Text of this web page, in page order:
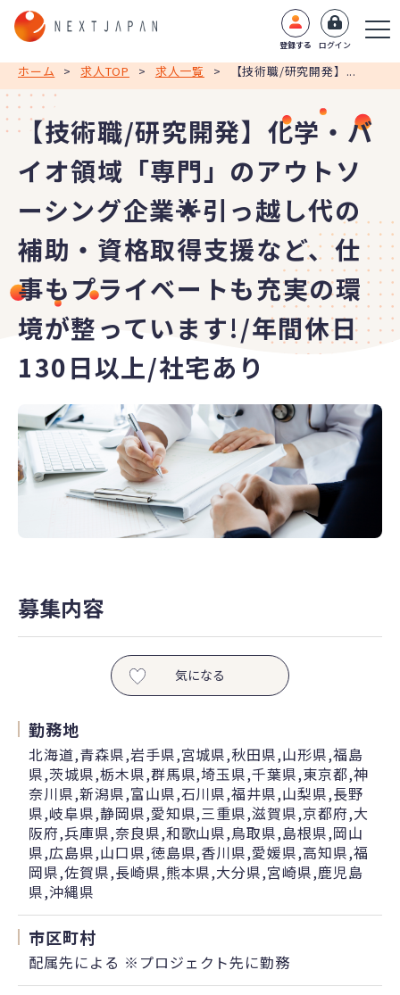
登録する ログイン
ホーム > 求人TOP > 求人一覧 > 【技術職/研究開発】...
【技術職/研究開発】化学・バ
イオ領域「専門」のアウトソ
ーシング企業🌟引っ越し代の
補助・資格取得支援など、仕
事もプライベートも充実の環
境が整っています!/年間休日
130日以上/社宅あり
募集内容
気になる
勤務地
北海道,青森県,岩手県,宮城県,秋田県,山形県,福島
県,茨城県,栃木県,群馬県,埼玉県,千葉県,東京都,神
奈川県,新潟県,富山県,石川県,福井県,山梨県,長野
県,岐阜県,静岡県,愛知県,三重県,滋賀県,京都府,大
阪府,兵庫県,奈良県,和歌山県,鳥取県,島根県,岡山
県,広島県,山口県,徳島県,香川県,愛媛県,高知県,福
岡県,佐賀県,長崎県,熊本県,大分県,宮崎県,鹿児島
県,沖縄県
市区町村
配属先による ※プロジェクト先に勤務